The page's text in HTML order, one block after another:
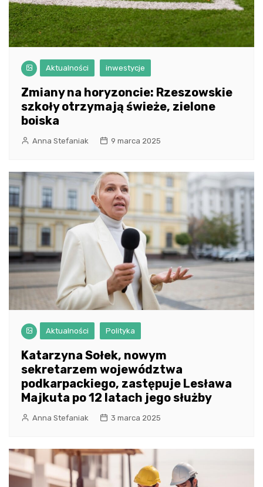
Aktualności inwestycje
Zmiany na horyzoncie: Rzeszowskie
szkoły otrzymają świeże, zielone
boiska
Anna Stefaniak 9 marca 2025
Aktualności Polityka
Katarzyna Sołek, nowym
sekretarzem województwa
podkarpackiego, zastępuje Lesława
Majkuta po 12 latach jego służby
Anna Stefaniak 3 marca 2025